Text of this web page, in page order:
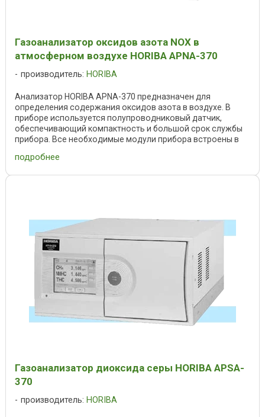
Газоанализатор оксидов азота NOX в
атмосферном воздухе HORIBA APNA-370
производитель: HORIBA
Анализатор HORIBA APNA-370 предназначен для
определения содержания оксидов азота в воздухе. В
приборе используется полупроводниковый датчик,
обеспечивающий компактность и большой срок службы
прибора. Все необходимые модули прибора встроены в
подробнее
Газоанализатор диоксида серы HORIBA APSA-
370
производитель: HORIBA